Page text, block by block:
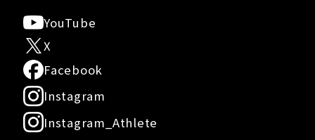
YouTube
X
Facebook
Instagram
Instagram_Athlete